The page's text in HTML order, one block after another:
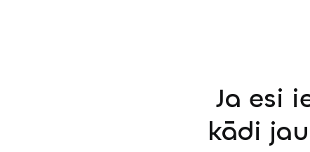
Ja esi
kādi